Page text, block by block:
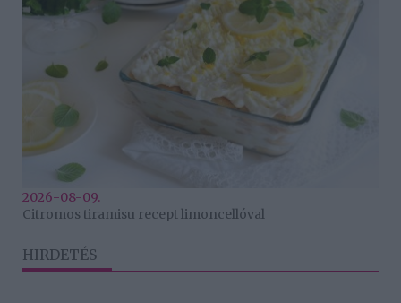
2026-08-09.
Citromos tiramisu recept limoncellóval
HIRDETÉS